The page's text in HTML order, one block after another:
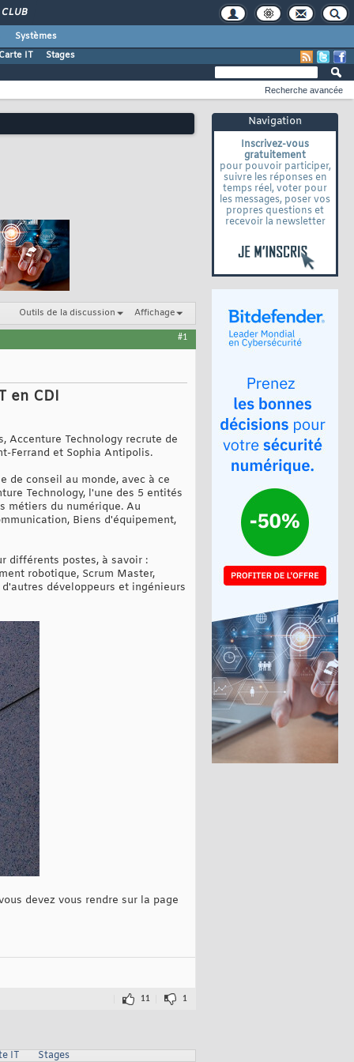
CLUB
Systèmes
Carte IT Stages
Navigation
Inscrivez-vous
gratuitement
pour pouvoir participer,
suivre les réponses en
temps réel, voter pour
les messages, poser vos
propres questions et
recevoir la newsletter
Recherche avancée
Outils de la discussion Affichage
#1
en CDI
Accenture Technology recrute de
Ferrand et Sophia Antipolis.
de conseil au monde, avec à ce
Technology, l'une des 5 entités
métiers du numérique. Au
Biens d'équipement,
différents postes, à savoir :
robotique, Scrum Master,
développeurs et ingénieurs
devez vous rendre sur la page
11 1
IT
Stages